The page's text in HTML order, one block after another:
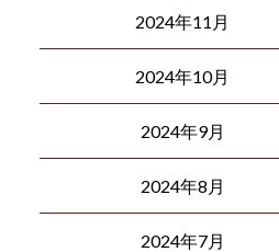
2024年11月
2024年10月
2024年9月
2024年8月
2024年7月